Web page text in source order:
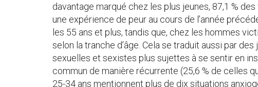
davantage marqué chez les plus jeunes, 87,1 %
une expérience de peur au cours de l’année
les 55 ans et plus, tandis que, chez les hommes
selon la tranche d’âge. Cela se traduit aussi par
sexuelles et sexistes plus sujettes à se sentir en
commun de manière récurrente (25,6 % de celles
25-34 ans mentionnent plus de dix situations